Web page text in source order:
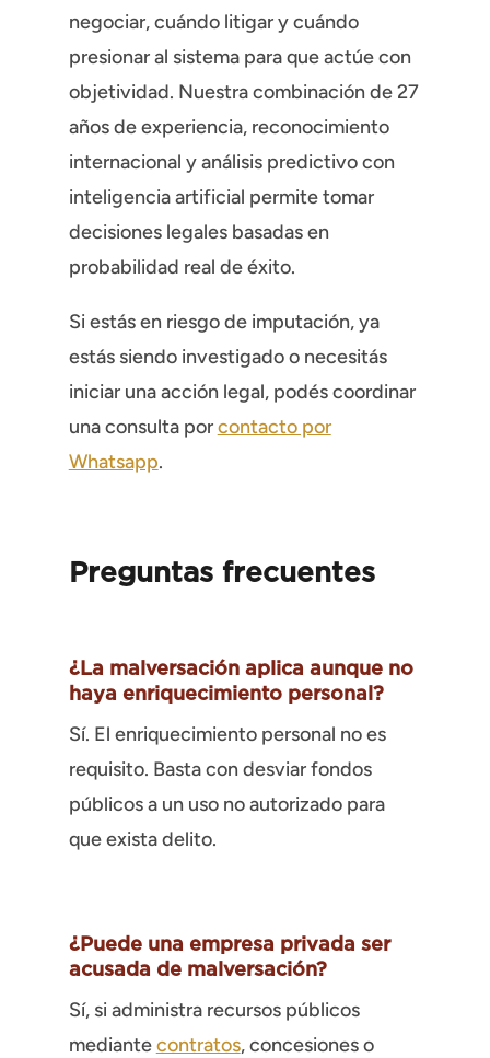
negociar, cuándo litigar y cuándo
presionar al sistema para que actúe con
objetividad. Nuestra combinación de 27
años de experiencia, reconocimiento
internacional y análisis predictivo con
inteligencia artificial permite tomar
decisiones legales basadas en
probabilidad real de éxito.
Si estás en riesgo de imputación, ya
estás siendo investigado o necesitás
iniciar una acción legal, podés coordinar
una consulta porcontacto por
Whatsapp.
Preguntas frecuentes
¿La malversación aplica aunque no
haya enriquecimiento personal?
Sí. El enriquecimiento personal no es
requisito. Basta con desviar fondos
públicos a un uso no autorizado para
que exista delito.
¿Puede una empresa privada ser
acusada de malversación?
Sí, si administra recursos públicos
mediantecontratos, concesiones o